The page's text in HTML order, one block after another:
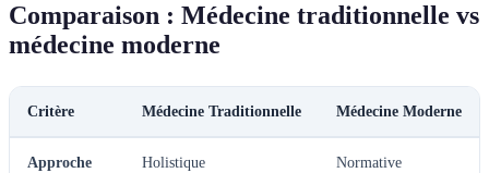
Comparaison : Médecine traditionnelle vs
médecine moderne
Critère Médecine Traditionnelle Médecine Moderne
Approche Holistique Normative